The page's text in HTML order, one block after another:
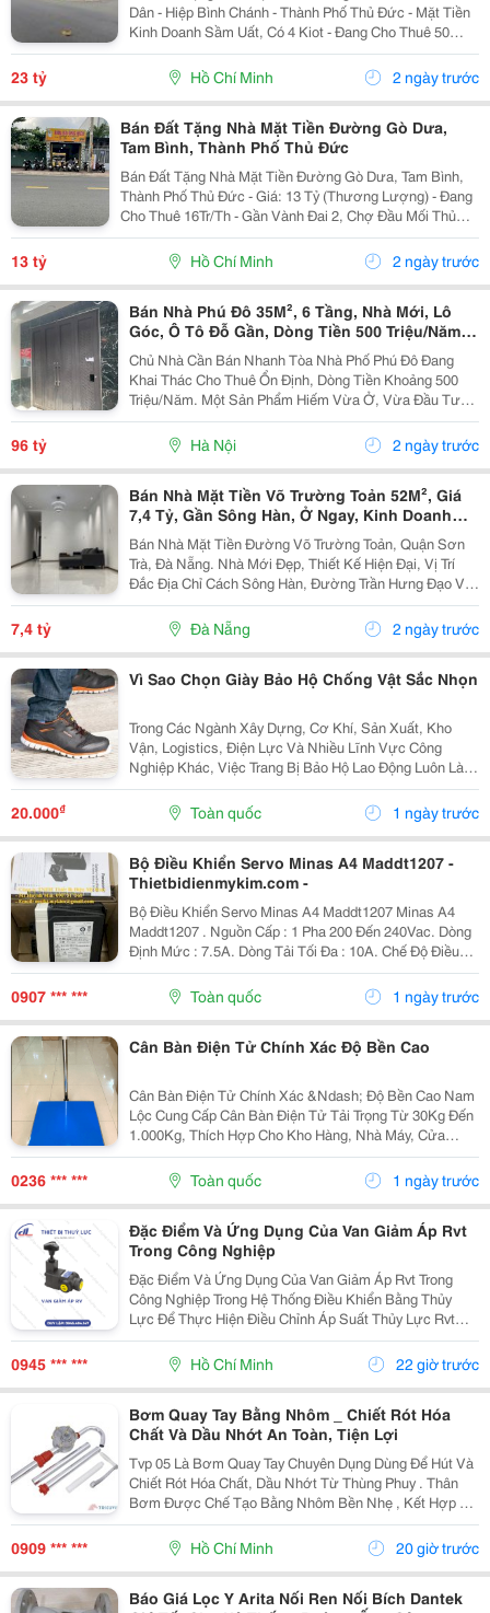
Dân - Hiệp Bình Chánh - Thành Phố Thủ Đức - Mặt Tiền
Kinh Doanh Sầm Uất, Có 4 Kiot - Đang Cho Thuê 50
Triệu/Tháng - Giá: 23 Tỷ (Thương Lượng)
&Mdash;&Mdash;&Mdash;&Mdash;&Mdash;&Mdash; -
Căn Góc...
23 tỷ Hồ Chí Minh 2 ngày trước
Bán Đất Tặng Nhà Mặt Tiền Đường Gò Dưa,
Tam Bình, Thành Phố Thủ Đức
Bán Đất Tặng Nhà Mặt Tiền Đường Gò Dưa, Tam Bình,
Thành Phố Thủ Đức - Giá: 13 Tỷ (Thương Lượng) - Đang
Cho Thuê 16Tr/Th - Gần Vành Đai 2, Chợ Đầu Mối Thủ
Đức
13 tỷ Hồ Chí Minh 2 ngày trước
Bán Nhà Phú Đô 35M², 6 Tầng, Nhà Mới, Lô
Góc, Ô Tô Đỗ Gần, Dòng Tiền 500 Triệu/Năm,
Nhỉnh 9 Tỷ
Chủ Nhà Cần Bán Nhanh Tòa Nhà Phố Phú Đô Đang
Khai Thác Cho Thuê Ổn Định, Dòng Tiền Khoảng 500
Triệu/Năm. Một Sản Phẩm Hiếm Vừa Ở, Vừa Đầu Tư
Giữ Tiền Cực Tốt. Nằm Tại Vị Trí Đẹp Nhất Khu Phú Đô,
Chỉ Vài Bước Chân Ra Ô Tô, Kết Nối Nhanh Châu
96 tỷ Hà Nội 2 ngày trước
Bán Nhà Mặt Tiền Võ Trường Toản 52M², Giá
7,4 Tỷ, Gần Sông Hàn, Ở Ngay, Kinh Doanh
Tốt
Bán Nhà Mặt Tiền Đường Võ Trường Toản, Quận Sơn
Trà, Đà Nẵng. Nhà Mới Đẹp, Thiết Kế Hiện Đại, Vị Trí
Đắc Địa Chỉ Cách Sông Hàn, Đường Trần Hưng Đạo Và
Khu Vực Lễ Hội Pháo Hoa Quốc Tế Khoảng 150M.
Thích Hợp An Cư, Kinh Doanh Hoặc Đầu Tư Khai Thác
7,4 tỷ Đà Nẵng 2 ngày trước
Vì Sao Chọn Giày Bảo Hộ Chống Vật Sắc Nhọn
Trong Các Ngành Xây Dựng, Cơ Khí, Sản Xuất, Kho
Vận, Logistics, Điện Lực Và Nhiều Lĩnh Vực Công
Nghiệp Khác, Việc Trang Bị Bảo Hộ Lao Động Luôn Là
Yêu Cầu Quan Trọng Nhằm Đảm Bảo An Toàn Cho
Người Lao Động. Trong Đó, Giày Bảo Hộ Chống Vật Sắc
Nhọn Là...
20.000₫ Toàn quốc 1 ngày trước
Bộ Điều Khiển Servo Minas A4 Maddt1207 -
Thietbidienmykim.com -
Bộ Điều Khiển Servo Minas A4 Maddt1207 Minas A4
Maddt1207 . Nguồn Cấp : 1 Pha 200 Đến 240Vac. Dòng
Định Mức : 7.5A. Dòng Tải Tối Đa : 10A. Chế Độ Điều
Khiển : Vị Trí, Tốc Độ Và Momen. Công Ty Tnhh Thiết Bị
Điện Mỹ Kim, Http://Thietbidienmyk...
0907 *** *** Toàn quốc 1 ngày trước
Cân Bàn Điện Tử Chính Xác Độ Bền Cao
Cân Bàn Điện Tử Chính Xác &Ndash; Độ Bền Cao Nam
Lộc Cung Cấp Cân Bàn Điện Tử Tải Trọng Từ 30Kg Đến
1.000Kg, Thích Hợp Cho Kho Hàng, Nhà Máy, Cửa
Hàng Và Xưởng Sản Xuất. Ưu Điểm Khung Thép Chắc
Chắn. Mặt Bàn Inox Hoặc Thép Sơn Tĩnh Điện. ...
0236 *** *** Toàn quốc 1 ngày trước
Đặc Điểm Và Ứng Dụng Của Van Giảm Áp Rvt
Trong Công Nghiệp
Đặc Điểm Và Ứng Dụng Của Van Giảm Áp Rvt Trong
Công Nghiệp Trong Hệ Thống Điều Khiển Bằng Thủy
Lực Để Thực Hiện Điều Chỉnh Áp Suất Thủy Lực Rvt
(Tăng Hoặc Giảm) Trong Hệ Thống Nhằm Đảm Bảo Áp
Suất Làm Việc, Bảo Vệ Hệ Thống Khỏi Quá Tải, Thực
0945 *** *** Hồ Chí Minh 22 giờ trước
Bơm Quay Tay Bằng Nhôm _ Chiết Rót Hóa
Chất Và Dầu Nhớt An Toàn, Tiện Lợi
Tvp 05 Là Bơm Quay Tay Chuyên Dụng Dùng Để Hút Và
Chiết Rót Hóa Chất, Dầu Nhớt Từ Thùng Phuy . Thân
Bơm Được Chế Tạo Bằng Nhôm Bền Nhẹ , Kết Hợp Cơ
Chế Quay Tay 360&Deg; Giúp Vận Hành Êm, Thao Tác
Dễ Dàng Và Không Cần Sử Dụng Nguồn Điện. Thông
0909 *** *** Hồ Chí Minh 20 giờ trước
Báo Giá Lọc Y Arita Nối Ren Nối Bích Dantek